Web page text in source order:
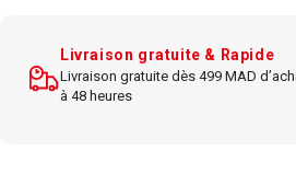
Livraison gratuite & Rapide
Livraison gratuite dès 499 MAD
à 48 heures